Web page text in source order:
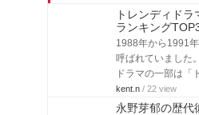
トレンディド
ランキング
1988年から1991
呼ばれていました
ドラマの一部は「
kent.n / 22 view
永野芽郁の歴代